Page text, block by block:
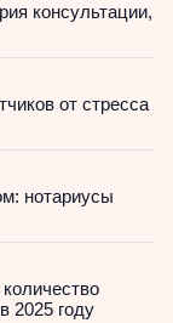
консультации,
от стресса
нотариусы
2025 году